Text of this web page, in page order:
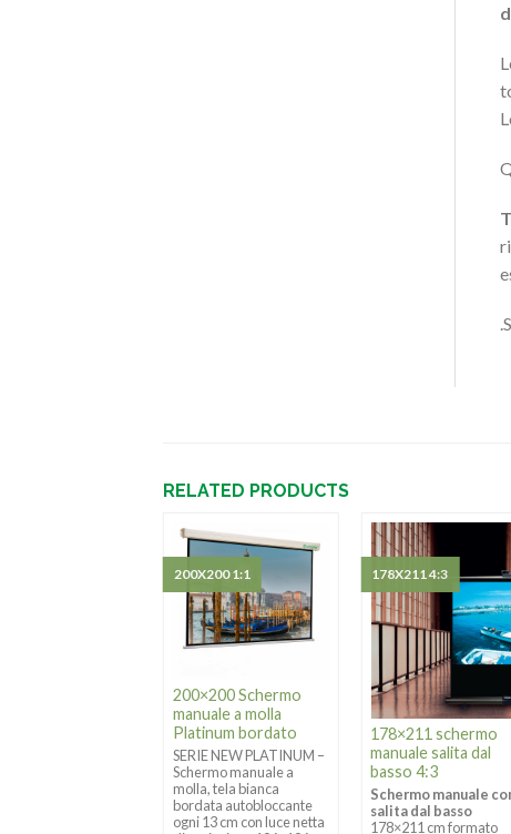
RELATED PRODUCTS
200×200 Schermo
manuale a molla
Platinum bordato
SERIE NEW PLATINUM –
Schermo manuale a
molla, tela bianca
bordata autobloccante
ogni 13 cm con luce netta
200X200 1:1
178×211 schermo
manuale salita dal
basso 4:3
Schermo manuale
salita dal basso
178×211 cm formato
178X211 4:3